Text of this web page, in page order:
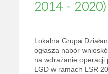
2014 - 2020)
Lokalna Grupa
ogłasza nabór
na wdrażanie operacji
LGD w ramach LSR